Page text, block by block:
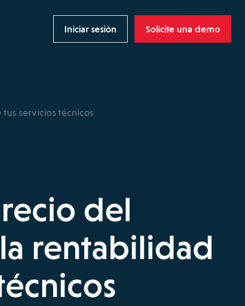
Iniciar sesión Solicite una demo
servicios técnicos
del
rentabilidad